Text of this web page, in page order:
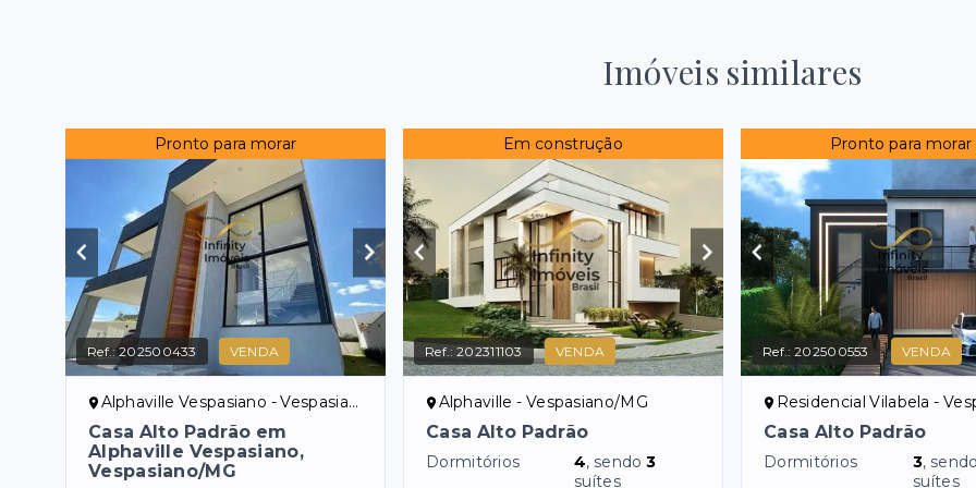
Imóveis similares
Pronto para morar
Ref.:202500433 VENDA
Alphaville Vespasiano - Vespasiano/MG
Casa Alto Padrão em
Alphaville Vespasiano,
Vespasiano/MG
Em construção
Ref.:202311103 VENDA
Alphaville - Vespasiano/MG
Casa Alto Padrão
Dormitórios 4, sendo3
suítes
Pronto para morar
Ref.:202500553 VENDA
Residencial Vilabela -
Casa Alto Padrão
Dormitórios 3,
suítes